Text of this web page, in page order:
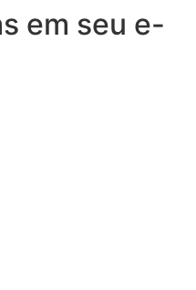
em seu e-